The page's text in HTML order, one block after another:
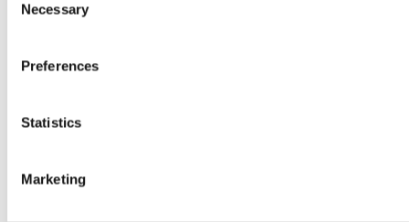
Selection
Necessary
Preferences
Statistics
Marketing